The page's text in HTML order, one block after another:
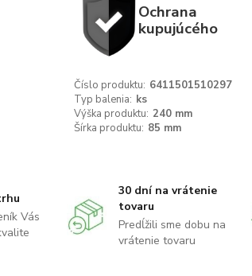
Ochrana
kupujúcého
Číslo produktu: 6411501510297
Typ balenia: ks
Výška produktu: 240 mm
Šírka produktu: 85 mm
Vás
30 dní na vrátenie
tovaru
Predĺžili sme dobu na
vrátenie tovaru